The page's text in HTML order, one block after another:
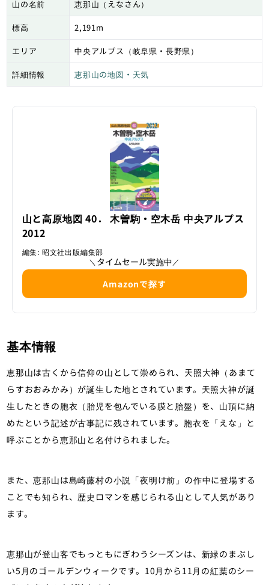
山の名前 恵那山（えなさん）
標高 2,191m
エリア 中央アルプス（岐阜県・長野県）
詳細情報 恵那山の地図・天気
山と高原地図 40． 木曽駒・空木岳 中央アルプス
2012
編集: 昭文社出版編集部
＼ タイムセール実施中 ／
Amazonで探す
基本情報
恵那山は古くから信仰の山として崇められ、天照大神（あまて
らすおおみかみ）が誕生した地とされています。天照大神が誕
生したときの胞衣（胎児を包んでいる膜と胎盤）を、山頂に納
めたという記述が古事記に残されています。胞衣を「えな」と
呼ぶことから恵那山と名付けられました。
また、恵那山は島崎藤村の小説「夜明け前」の作中に登場する
ことでも知られ、歴史ロマンを感じられる山として人気があり
ます。
恵那山が登山客でもっともにぎわうシーズンは、新緑のまぶし
い5月のゴールデンウィークです。10月から11月の紅葉のシー